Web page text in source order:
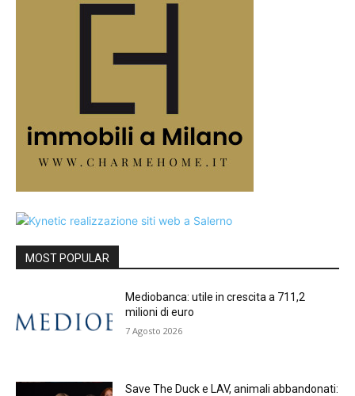
MOST POPULAR
Mediobanca: utile in crescita a 711,2
milioni di euro
7 Agosto 2026
Save The Duck e LAV, animali abbandonati: